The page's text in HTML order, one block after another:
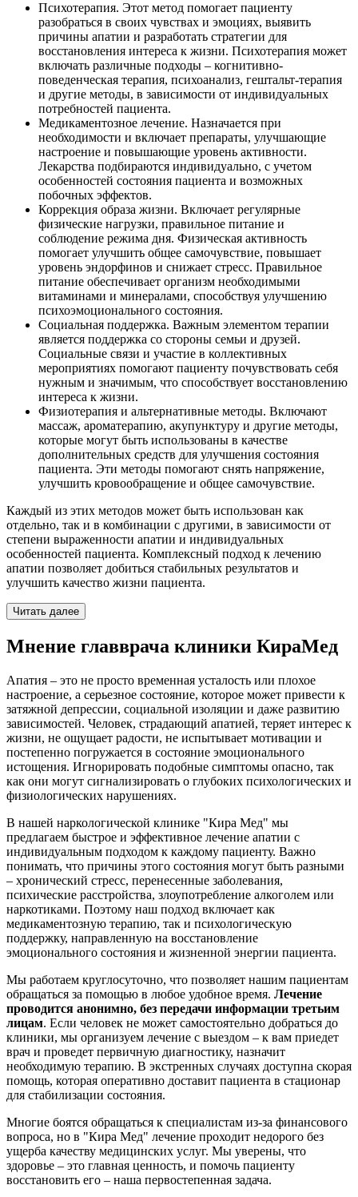
Психотерапия. Этот метод помогает пациенту
разобраться в своих чувствах и эмоциях, выявить
причины апатии и разработать стратегии для
восстановления интереса к жизни. Психотерапия может
включать различные подходы – когнитивно-
поведенческая терапия, психоанализ, гештальт-терапия
и другие методы, в зависимости от индивидуальных
потребностей пациента.
Медикаментозное лечение. Назначается при
необходимости и включает препараты, улучшающие
настроение и повышающие уровень активности.
Лекарства подбираются индивидуально, с учетом
особенностей состояния пациента и возможных
побочных эффектов.
Коррекция образа жизни. Включает регулярные
физические нагрузки, правильное питание и
соблюдение режима дня. Физическая активность
помогает улучшить общее самочувствие, повышает
уровень эндорфинов и снижает стресс. Правильное
питание обеспечивает организм необходимыми
витаминами и минералами, способствуя улучшению
психоэмоционального состояния.
Социальная поддержка. Важным элементом терапии
является поддержка со стороны семьи и друзей.
Социальные связи и участие в коллективных
мероприятиях помогают пациенту почувствовать себя
нужным и значимым, что способствует восстановлению
интереса к жизни.
Физиотерапия и альтернативные методы. Включают
массаж, ароматерапию, акупунктуру и другие методы,
которые могут быть использованы в качестве
дополнительных средств для улучшения состояния
пациента. Эти методы помогают снять напряжение,
улучшить кровообращение и общее самочувствие.
Каждый из этих методов может быть использован как
отдельно, так и в комбинации с другими, в зависимости от
степени выраженности апатии и индивидуальных
особенностей пациента. Комплексный подход к лечению
апатии позволяет добиться стабильных результатов и
улучшить качество жизни пациента.
Читать далее
Мнение главврача клиники КираМед
Апатия – это не просто временная усталость или плохое
настроение, а серьезное состояние, которое может привести к
затяжной депрессии, социальной изоляции и даже развитию
зависимостей. Человек, страдающий апатией, теряет интерес к
жизни, не ощущает радости, не испытывает мотивации и
постепенно погружается в состояние эмоционального
истощения. Игнорировать подобные симптомы опасно, так
как они могут сигнализировать о глубоких психологических и
физиологических нарушениях.
В нашей наркологической клинике "Кира Мед" мы
предлагаем быстрое и эффективное лечение апатии с
индивидуальным подходом к каждому пациенту. Важно
понимать, что причины этого состояния могут быть разными
– хронический стресс, перенесенные заболевания,
психические расстройства, злоупотребление алкоголем или
наркотиками. Поэтому наш подход включает как
медикаментозную терапию, так и психологическую
поддержку, направленную на восстановление
эмоционального состояния и жизненной энергии пациента.
Мы работаем круглосуточно, что позволяет нашим пациентам
обращаться за помощью в любое удобное время. Лечение
проводится анонимно, без передачи информации третьим
лицам. Если человек не может самостоятельно добраться до
клиники, мы организуем лечение с выездом – к вам приедет
врач и проведет первичную диагностику, назначит
необходимую терапию. В экстренных случаях доступна скорая
помощь, которая оперативно доставит пациента в стационар
для стабилизации состояния.
Многие боятся обращаться к специалистам из-за финансового
вопроса, но в "Кира Мед" лечение проходит недорого без
ущерба качеству медицинских услуг. Мы уверены, что
здоровье – это главная ценность, и помочь пациенту
восстановить его – наша первостепенная задача.